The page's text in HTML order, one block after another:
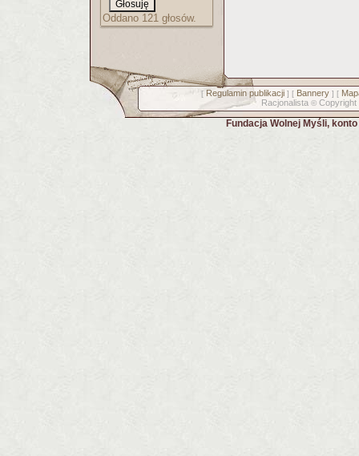
Oddano 121 głosów.
[ Regulamin publikacji] [ Bannery] [
Racjonalista © Copyright
Fundacja Wolnej Myśli,